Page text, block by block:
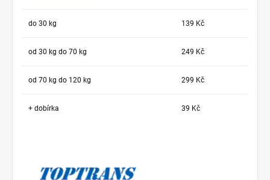
do 30 kg 139 Kč
od 30 kg do 70 kg 249 Kč
od 70 kg do 120 kg 299 Kč
+ dobírka 39 Kč